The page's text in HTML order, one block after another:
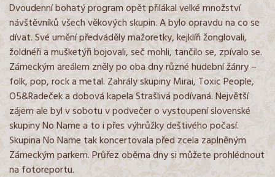
Dvoudenní bohatý program opět přilákal velké množství
návštěvníků všech věkových skupin. A bylo opravdu na co se
dívat. Své umění předváděly mažoretky, kejklíři žonglovali,
žoldnéři a mušketýři bojovali, seč mohli, tančilo se, zpívalo se.
Zámeckým areálem zněly po oba dny různé hudební žánry –
folk, pop, rock a metal. Zahrály skupiny Mirai, Toxic People,
O5&Radeček a dobová kapela Strašlivá podívaná. Největší
zájem ale byl v sobotu v podvečer o vystoupení slovenské
skupiny No Name a to i přes výhrůžky deštivého počasí.
Skupina No Name tak koncertovala před zcela zaplněným
Zámeckým parkem. Průřez oběma dny si můžete prohlédnout
na fotoreportu.